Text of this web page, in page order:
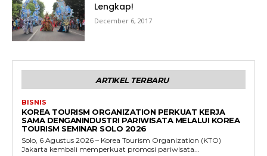
Lengkap!
December 6, 2017
ARTIKEL TERBARU
BISNIS
KOREA TOURISM ORGANIZATION PERKUAT KERJA
SAMA DENGANINDUSTRI PARIWISATA MELALUI KOREA
TOURISM SEMINAR SOLO 2026
Solo, 6 Agustus 2026 – Korea Tourism Organization (KTO)
Jakarta kembali memperkuat promosi pariwisata...